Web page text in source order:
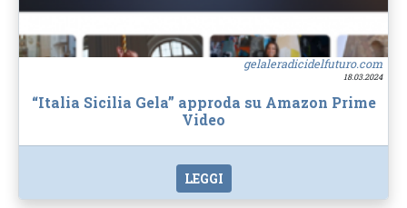
gelaleradicidelfuturo.com
18.03.2024
“Italia Sicilia Gela” approda su Amazon Prime
Video
LEGGI